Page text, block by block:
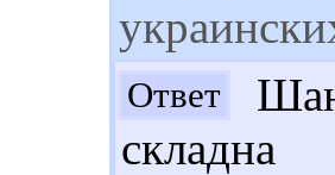
Ответ
складна